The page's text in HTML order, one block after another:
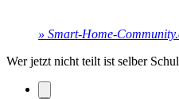
» Smart-Home-
Wer jetzt nicht teilt ist selber